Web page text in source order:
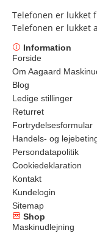
Telefonen er lukket
Telefonen er lukket
Information
Forside
Om Aagaard
Blog
Ledige stillinger
Returret
Fortrydelsesformular
Handels- og
Persondatapolitik
Cookiedeklaration
Kontakt
Kundelogin
Sitemap
Shop
Maskinudlejning